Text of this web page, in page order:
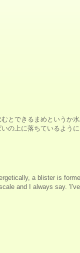
とできるまめというか
の上に落ちているように
a blister is
and I always say.